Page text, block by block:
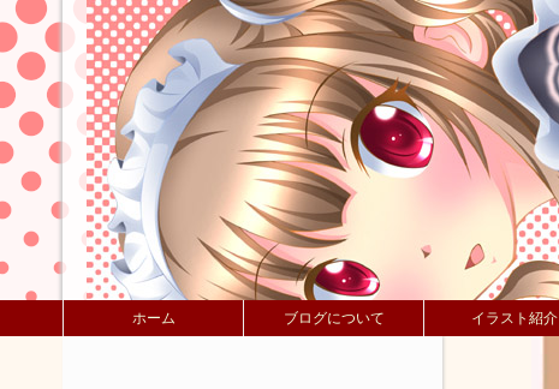
ホーム ブログについて イラスト紹介